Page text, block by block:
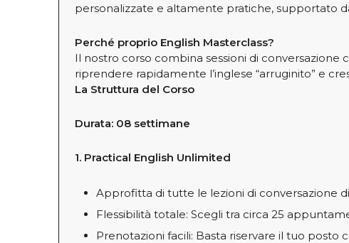
personalizzate e altamente pratiche, supportato
Perché proprio English Masterclass?
Il nostro corso combina sessioni di
riprendere rapidamente l’inglese “arruginito” e
La Struttura del Corso
Durata: 08 settimane
1. Practical English Unlimited
Approfitta di tutte le lezioni di conversazione
Flessibilità totale: Scegli tra circa 25
Prenotazioni facili: Basta riservare il tuo posto